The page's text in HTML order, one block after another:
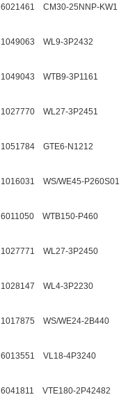
6021461 CM30-25NNP-KW1
1049063 WL9-3P2432
1049043 WTB9-3P1161
1027770 WL27-3P2451
1051784 GTE6-N1212
1016031 WS/WE45-P260S01
6011050 WTB150-P460
1027771 WL27-3P2450
1028147 WL4-3P2230
1017875 WS/WE24-2B440
6013551 VL18-4P3240
6041811 VTE180-2P42482